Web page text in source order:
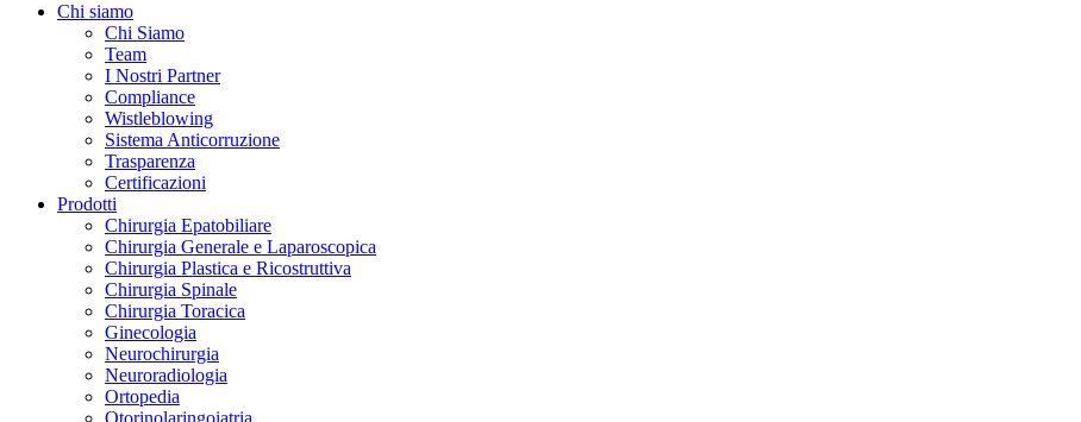
Chi siamo
Chi Siamo
Team
I Nostri Partner
Compliance
Wistleblowing
Sistema Anticorruzione
Trasparenza
Certificazioni
Prodotti
Chirurgia Epatobiliare
Chirurgia Generale e Laparoscopica
Chirurgia Plastica e Ricostruttiva
Chirurgia Spinale
Chirurgia Toracica
Ginecologia
Neurochirurgia
Neuroradiologia
Ortopedia
Otorinolaringoiatria